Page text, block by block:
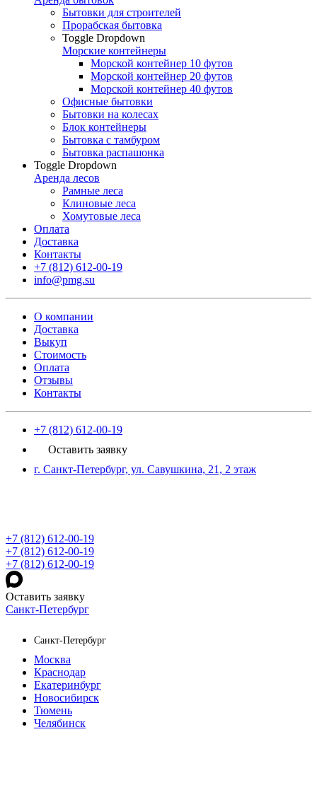
Бытовки для строителей
Прорабская бытовка
Toggle Dropdown
Морские контейнеры
Морской контейнер 10 футов
Морской контейнер 20 футов
Морской контейнер 40 футов
Офисные бытовки
Бытовки на колесах
Блок контейнеры
Бытовка с тамбуром
Бытовка распашонка
Toggle Dropdown
Аренда лесов
Рамные леса
Клиновые леса
Хомутовые леса
Оплата
Доставка
Контакты
+7 (812) 612-00-19
info@pmg.su
О компании
Доставка
Выкуп
Стоимость
Оплата
Отзывы
Контакты
+7 (812) 612-00-19
Оставить заявку
г. Санкт-Петербург, ул. Савушкина, 21, 2 этаж
+7 (812) 612-00-19
+7 (812) 612-00-19
+7 (812) 612-00-19
Оставить заявку
Санкт-Петербург
Санкт-Петербург
Москва
Краснодар
Екатеринбург
Новосибирск
Тюмень
Челябинск